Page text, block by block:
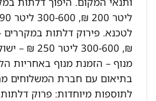
₪, 300-600 ליטר
מנוף – הזמנת מנוף באחריות
בתיאום עם חברת המשלוחים